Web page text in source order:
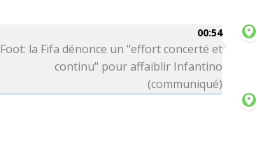
00:54
Foot: la Fifa dénonce un "effort concerté et
continu" pour affaiblir Infantino
(communiqué)